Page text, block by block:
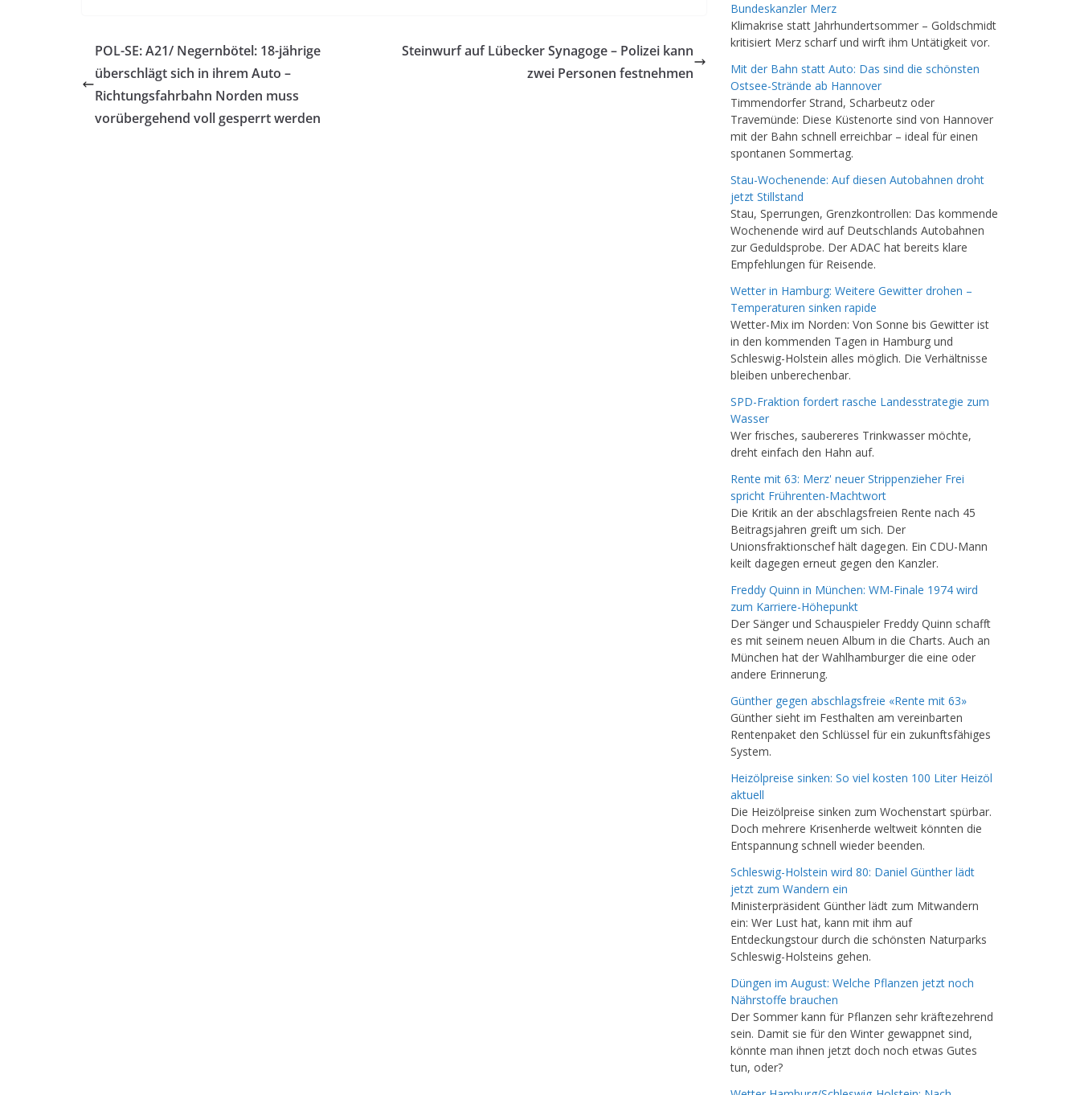
POL-SE: A21/ Negernbötel: 18-jährige
überschlägt sich in ihrem Auto –
Richtungsfahrbahn Norden muss
vorübergehend voll gesperrt werden
Steinwurf auf Lübecker Synagoge – Polizei kann
zwei Personen festnehmen
Bundeskanzler Merz
Klimakrise statt Jahrhundertsommer – Goldschmidt
kritisiert Merz scharf und wirft ihm Untätigkeit vor.
Mit der Bahn statt Auto: Das sind die schönsten
Ostsee-Strände ab Hannover
Timmendorfer Strand, Scharbeutz oder
Travemünde: Diese Küstenorte sind von Hannover
mit der Bahn schnell erreichbar – ideal für einen
spontanen Sommertag.
Stau-Wochenende: Auf diesen Autobahnen droht
jetzt Stillstand
Stau, Sperrungen, Grenzkontrollen: Das kommende
Wochenende wird auf Deutschlands Autobahnen
zur Geduldsprobe. Der ADAC hat bereits klare
Empfehlungen für Reisende.
Wetter in Hamburg: Weitere Gewitter drohen –
Temperaturen sinken rapide
Wetter-Mix im Norden: Von Sonne bis Gewitter ist
in den kommenden Tagen in Hamburg und
Schleswig-Holstein alles möglich. Die Verhältnisse
bleiben unberechenbar.
SPD-Fraktion fordert rasche Landesstrategie zum
Wasser
Wer frisches, saubereres Trinkwasser möchte,
dreht einfach den Hahn auf.
Rente mit 63: Merz' neuer Strippenzieher Frei
spricht Frührenten-Machtwort
Die Kritik an der abschlagsfreien Rente nach 45
Beitragsjahren greift um sich. Der
Unionsfraktionschef hält dagegen. Ein CDU-Mann
keilt dagegen erneut gegen den Kanzler.
Freddy Quinn in München: WM-Finale 1974 wird
zum Karriere-Höhepunkt
Der Sänger und Schauspieler Freddy Quinn schafft
es mit seinem neuen Album in die Charts. Auch an
München hat der Wahlhamburger die eine oder
andere Erinnerung.
Günther gegen abschlagsfreie «Rente mit 63»
Günther sieht im Festhalten am vereinbarten
Rentenpaket den Schlüssel für ein zukunftsfähiges
System.
Heizölpreise sinken: So viel kosten 100 Liter Heizöl
aktuell
Die Heizölpreise sinken zum Wochenstart spürbar.
Doch mehrere Krisenherde weltweit könnten die
Entspannung schnell wieder beenden.
Schleswig-Holstein wird 80: Daniel Günther lädt
jetzt zum Wandern ein
Ministerpräsident Günther lädt zum Mitwandern
ein: Wer Lust hat, kann mit ihm auf
Entdeckungstour durch die schönsten Naturparks
Schleswig-Holsteins gehen.
Düngen im August: Welche Pflanzen jetzt noch
Nährstoffe brauchen
Der Sommer kann für Pflanzen sehr kräftezehrend
sein. Damit sie für den Winter gewappnet sind,
könnte man ihnen jetzt doch noch etwas Gutes
tun, oder?